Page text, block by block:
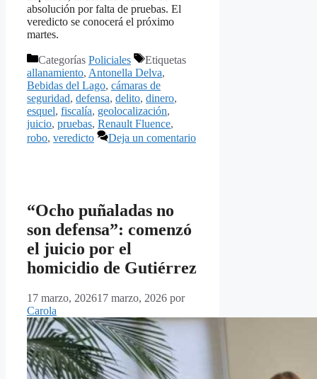
absolución por falta de pruebas. El
veredicto se conocerá el próximo
martes.
Categorías Policiales
Etiquetas
allanamiento, Antonella Delva,
Bebidas del Lago, cámaras de
seguridad, defensa, delito, dinero,
esquel, fiscalía, geolocalización,
juicio, pruebas, Renault Fluence,
robo, veredicto Deja un comentario
“Ocho puñaladas no
son defensa”: comenzó
el juicio por el
homicidio de Gutiérrez
17 marzo, 202617 marzo, 2026 por
Carola